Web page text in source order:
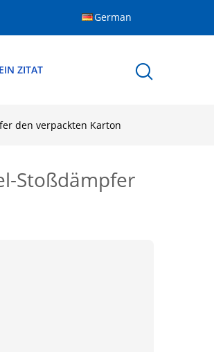
German
ZITAT
den verpackten Karton
Stoßdämpfer